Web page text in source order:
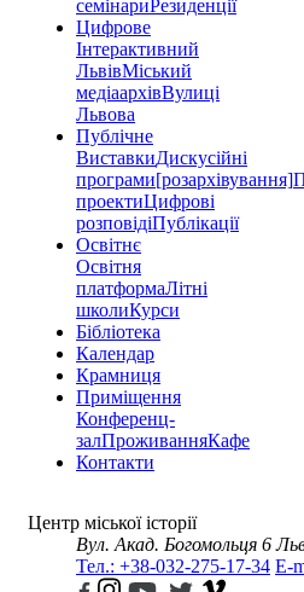
семінариРезиденції
Цифрове
Інтерактивний
ЛьвівМіський
медіаархівВулиці
Львова
Публічне
ВиставкиДискусійні
програми[розархівування]
проектиЦифрові
розповідіПублікації
Освітнє
Освітня
платформаЛітні
школиКурси
Бібліотека
Календар
Крамниця
Приміщення
Конференц-
залПроживанняКафе
Контакти
Центр міської історії
Вул. Акад. Богомольця 6
Тел.: +38-032-275-17-34 E-